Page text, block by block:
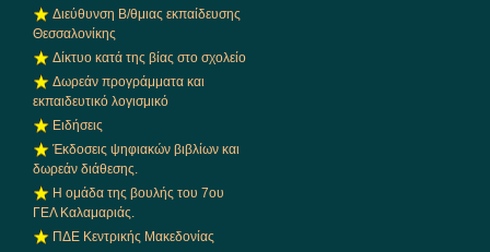
Διεύθυνση Β/θμιας εκπαίδευσης
Θεσσαλονίκης
Δίκτυο κατά της βίας στο σχολείο
Δωρεάν προγράμματα και
εκπαιδευτικό λογισμικό
Ειδήσεις
Έκδοσεις ψηφιακών βιβλίων και
δωρεάν διάθεσης.
Η ομάδα της βουλής του 7ου
ΓΕΛ Καλαμαριάς.
ΠΔΕ Κεντρικής Μακεδονίας